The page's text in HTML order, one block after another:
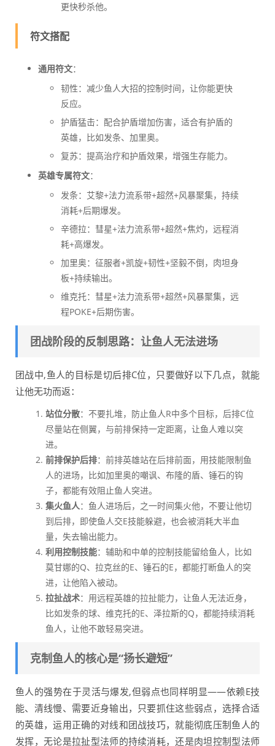
更快秒杀他。
符文搭配
通用符文：
韧性：减少鱼人大招的控制时间，让你能更快
反应。
护盾猛击：配合护盾增加伤害，适合有护盾的
英雄，比如发条、加里奥。
复苏：提高治疗和护盾效果，增强生存能力。
英雄专属符文：
发条：艾黎+法力流系带+超然+风暴聚集，持续
消耗+后期爆发。
辛德拉：彗星+法力流系带+超然+焦灼，远程消
耗+高爆发。
加里奥：征服者+凯旋+韧性+坚毅不倒，肉坦身
板+持续输出。
维克托：彗星+法力流系带+超然+风暴聚集，远
程POKE+后期伤害。
团战阶段的反制思路：让鱼人无法进场
团战中,鱼人的目标是切后排C位，只要做好以下几点，就能
让他无功而返：
站位分散：不要扎堆，防止鱼人R中多个目标，后排C位
尽量站在侧翼，与前排保持一定距离，让鱼人难以突
进。
前排保护后排：前排英雄站在后排前面，用技能限制鱼
人的进场，比如加里奥的嘲讽、布隆的盾、锤石的钩
子，都能有效阻止鱼人突进。
集火鱼人：鱼人进场后，之一时间集火他，不要让他切
到后排，即使鱼人交E技能躲避，也会被消耗大半血
量，失去输出能力。
利用控制技能：辅助和中单的控制技能留给鱼人，比如
莫甘娜的Q、拉克丝的E、锤石的E，都能打断鱼人的突
进，让他陷入被动。
拉扯战术：用远程英雄的拉扯能力，让鱼人无法近身，
比如发条的球、维克托的E、泽拉斯的Q，都能持续消耗
鱼人，让他不敢轻易突进。
克制鱼人的核心是“扬长避短”
鱼人的强势在于灵活与爆发,但弱点也同样明显——依赖E技
能、清线慢、需要近身输出，只要抓住这些弱点，选择合适
的英雄，运用正确的对线和团战技巧，就能彻底压制鱼人的
发挥，无论是拉扯型法师的持续消耗，还是肉坦控制型法师